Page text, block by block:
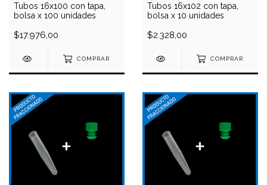
Tubos 16x100 con tapa,
bolsa x 100 unidades
$17.976,00
COMPRAR
Tubos 16x102 con tapa,
bolsa x 10 unidades
$2.328,00
COMPRAR